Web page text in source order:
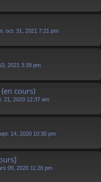
oct. 31, 2021 7:21 pm
2021 3:39 pm
cours)
21, 2020 12:37 am
14, 2020 10:30 pm
09, 2020 11:26 pm